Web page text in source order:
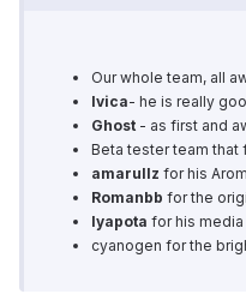
Our whole team, all
Ivica- he is really
Ghost - as first and
Beta tester team that
amarullz for his
Romanbb for the
lyapota for his
cyanogen for the